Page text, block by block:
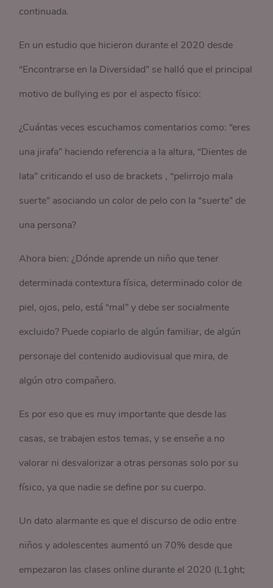
continuada.
En un estudio que hicieron durante el 2020 desde
“Encontrarse en la Diversidad” se halló que el principal
motivo de bullying es por el aspecto físico:
¿Cuántas veces escuchamos comentarios como: “eres
una jirafa” haciendo referencia a la altura, “Dientes de
lata” criticando el uso de brackets , “pelirrojo mala
suerte” asociando un color de pelo con la “suerte” de
una persona?
Ahora bien: ¿Dónde aprende un niño que tener
determinada contextura física, determinado color de
piel, ojos, pelo, está “mal” y debe ser socialmente
excluido? Puede copiarlo de algún familiar, de algún
personaje del contenido audiovisual que mira, de
algún otro compañero.
Es por eso que es muy importante que desde las
casas, se trabajen estos temas, y se enseñe a no
valorar ni desvalorizar a otras personas solo por su
físico, ya que nadie se define por su cuerpo.
Un dato alarmante es que el discurso de odio entre
niños y adolescentes aumentó un 70% desde que
empezaron las clases online durante el 2020 (L1ght;